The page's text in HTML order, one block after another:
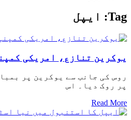
Tag: ایپل
یوکرین تنازع، امریکی
روس کی جانب سے یوکرین پر
پر روک دیا۔ اس
Read More